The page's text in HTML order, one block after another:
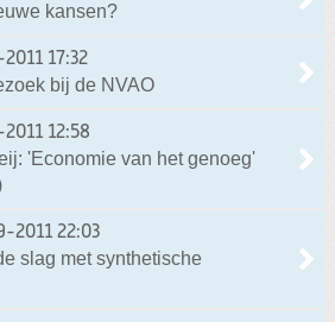
kansen?
17:32
bij de NVAO
12:58
'Economie van het genoeg'
2011 22:03
slag met synthetische